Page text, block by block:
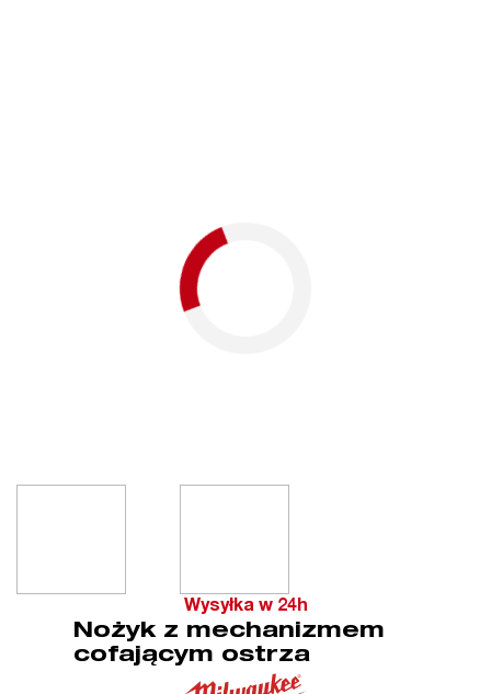
Wysyłka w 24h
Nożyk z mechanizmem
cofającym ostrza